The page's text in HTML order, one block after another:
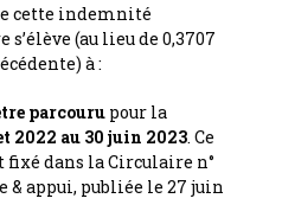
cette indemnité
(au lieu de 0,3707
à :
parcouru pour la
2022 au 30 juin 2023. Ce
dans la Circulaire n°
& appui, publiée le 27 juin